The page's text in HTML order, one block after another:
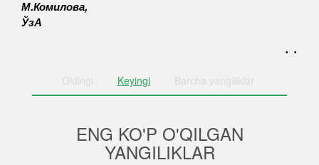
М.Комилова,
ЎзА
. .
Oldingi Keyingi Barcha yangiliklar
ENG KO'P O'QILGAN
YANGILIKLAR